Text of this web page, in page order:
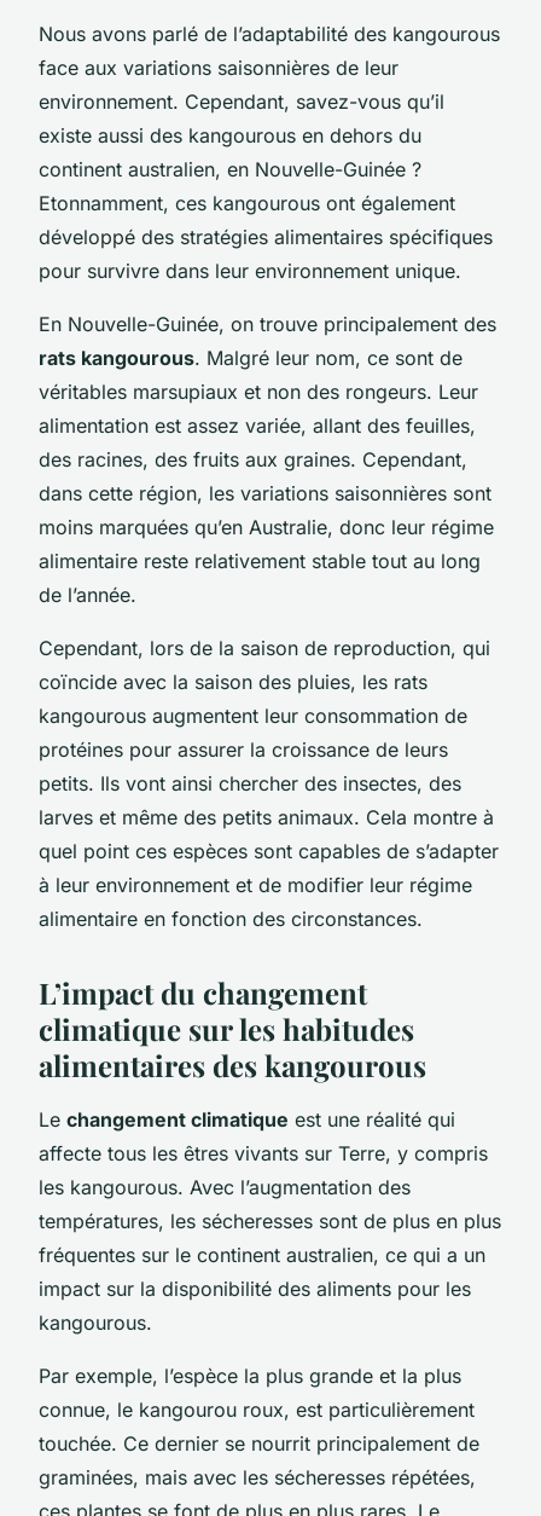
Nous avons parlé de l’adaptabilité des kangourous
face aux variations saisonnières de leur
environnement. Cependant, savez-vous qu’il
existe aussi des kangourous en dehors du
continent australien, en Nouvelle-Guinée ?
Etonnamment, ces kangourous ont également
développé des stratégies alimentaires spécifiques
pour survivre dans leur environnement unique.
En Nouvelle-Guinée, on trouve principalement des
rats kangourous. Malgré leur nom, ce sont de
véritables marsupiaux et non des rongeurs. Leur
alimentation est assez variée, allant des feuilles,
des racines, des fruits aux graines. Cependant,
dans cette région, les variations saisonnières sont
moins marquées qu’en Australie, donc leur régime
alimentaire reste relativement stable tout au long
de l’année.
Cependant, lors de la saison de reproduction, qui
coïncide avec la saison des pluies, les rats
kangourous augmentent leur consommation de
protéines pour assurer la croissance de leurs
petits. Ils vont ainsi chercher des insectes, des
larves et même des petits animaux. Cela montre à
quel point ces espèces sont capables de s’adapter
à leur environnement et de modifier leur régime
alimentaire en fonction des circonstances.
L’impact du changement
climatique sur les habitudes
alimentaires des kangourous
Le changement climatique est une réalité qui
affecte tous les êtres vivants sur Terre, y compris
les kangourous. Avec l’augmentation des
températures, les sécheresses sont de plus en plus
fréquentes sur le continent australien, ce qui a un
impact sur la disponibilité des aliments pour les
kangourous.
Par exemple, l’espèce la plus grande et la plus
connue, le kangourou roux, est particulièrement
touchée. Ce dernier se nourrit principalement de
graminées, mais avec les sécheresses répétées,
ces plantes se font de plus en plus rares. Le